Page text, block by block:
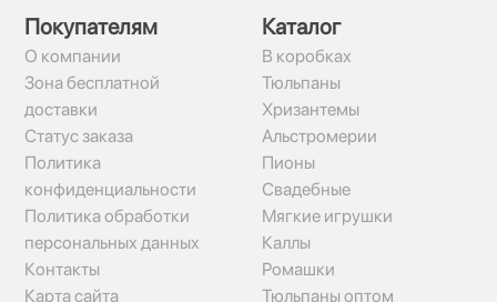
Покупателям
О компании
Зона бесплатной
доставки
Статус заказа
Политика
конфиденциальности
Политика обработки
персональных данных
Контакты
Карта сайта
Каталог
В коробках
Тюльпаны
Хризантемы
Альстромерии
Пионы
Свадебные
Мягкие игрушки
Каллы
Ромашки
Тюльпаны оптом